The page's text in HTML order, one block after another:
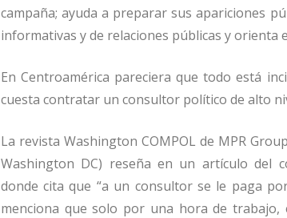
campaña; ayuda a preparar sus apariciones pú
informativas y de relaciones públicas y orienta
En Centroamérica pareciera que todo está
cuesta contratar un consultor político de alto
La revista Washington COMPOL de MPR
Washington DC) reseña en un artículo del
donde cita que “a un consultor se le paga
menciona que solo por una hora de trabajo,